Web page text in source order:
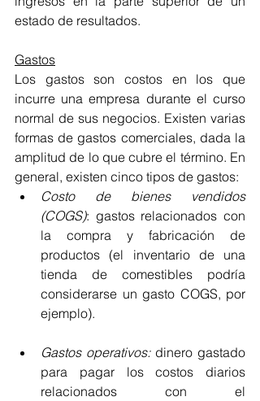
estado de resultados.
Gastos
Los gastos son costos en los que
incurre una empresa durante el curso
normal de sus negocios. Existen varias
formas de gastos comerciales, dada la
amplitud de lo que cubre el término. En
general, existen cinco tipos de gastos:
Costo de bienes vendidos
(COGS): gastos relacionados con
la compra y fabricación de
productos (el inventario de una
tienda de comestibles podría
considerarse un gasto COGS, por
ejemplo).
Gastos operativos: dinero gastado
para pagar los costos diarios
relacionados con el